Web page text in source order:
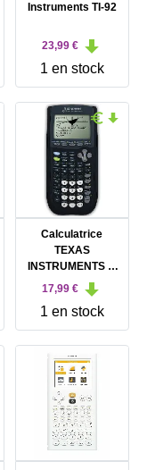
Instruments TI-92
23,99 €
1 en stock
Calculatrice
TEXAS
INSTRUMENTS TI
82
17,99 €
1 en stock